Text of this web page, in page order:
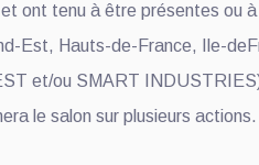
ont tenu à être présentes ou
Est, Hauts-de-France, Ile-
et/ou SMART
le salon sur plusieurs actions.